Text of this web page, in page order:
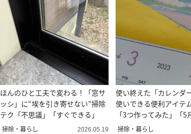
ほんのひと工夫で変わる！「窓サ
ッシ」に“埃を引き寄せない”掃除
テク「不思議」「すぐできる」
掃除・暮らし 2026.05.19
使い終えた「カレンダ
使いできる便利アイテ
「3つ作ってみた」「5
ない」
掃除・暮らし